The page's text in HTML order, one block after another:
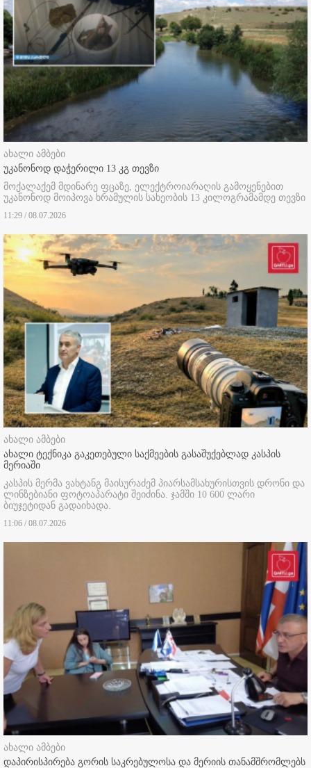
ახალი ამბები
უკანონოდ დაჭერილი 13 კგ თევზი
მოქალაქემ მდინარე ფცაზე, ელექტროიარაღის გამოყენებით
უკანონოდ მოიპოვა ხრამულის სახეობის 13 კილოგრამამდე თევზი
11:29 / 08.07.2026
ახალი ამბები
ახალი ტექნიკა გაკეთებული საქმეების გასაშუქებლად კასპის
მერიაში
კასპის მერმა ვახტანგ მაისურაძემ პიარსამსახურისთვის დრონი და
ლინზებიანი ფოტოაპარატი შეიძინა. ჯამში 10 600 ლარი
ბიუჯეტიდან გადაიხადა.
11:06 / 08.07.2026
ახალი ამბები
დაპირისპირება გორის საკრებულოსა და მერიის თანამშრომლებს